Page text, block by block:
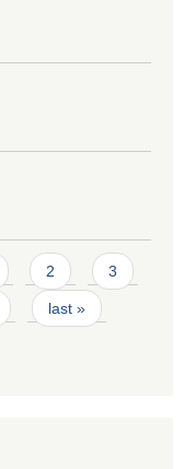
2 3
last »